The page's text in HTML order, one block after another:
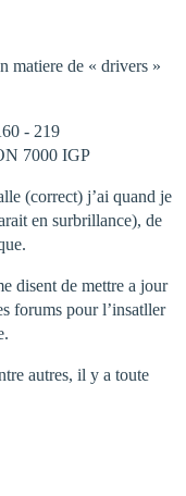
matiere de « drivers »
- 219
7000 IGP
(correct) j’ai quand je
en surbrillance), de
disent de mettre a jour
forums pour l’insatller
autres, il y a toute